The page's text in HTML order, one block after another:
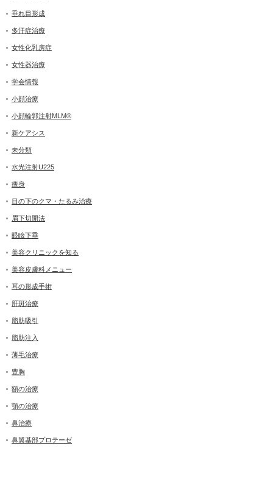
垂れ目形成
多汗症治療
女性化乳房症
女性器治療
学会情報
小顔治療
小顔輪郭注射MLM®
新ケアシス
未分類
水光注射U225
痩身
目の下のクマ・たるみ治療
眉下切開法
眼瞼下垂
美容クリニックを知る
美容皮膚科メニュー
耳の形成手術
肝斑治療
脂肪吸引
脂肪注入
薄毛治療
豊胸
額の治療
顎の治療
鼻治療
鼻翼基部プロテーゼ